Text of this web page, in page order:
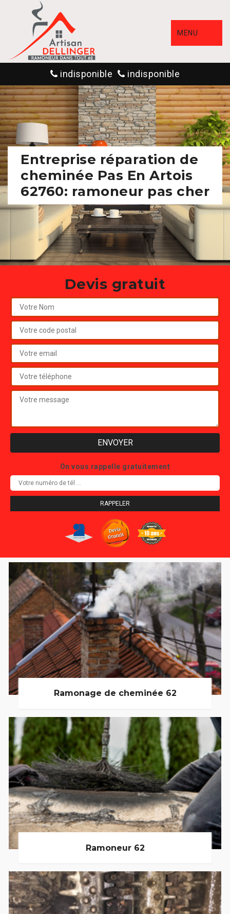
MENU
indisponible indisponible
Entreprise réparation de
cheminée Pas En Artois
62760: ramoneur pas cher
Devis gratuit
On vous rappelle gratuitement
Ramonage de cheminée 62
Ramoneur 62